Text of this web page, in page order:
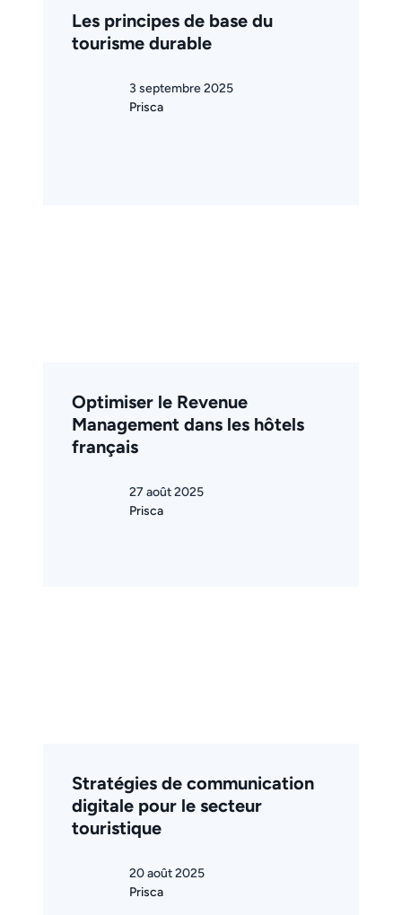
Les principes de base du
tourisme durable
3 septembre 2025
Prisca
Optimiser le Revenue
Management dans les hôtels
français
27 août 2025
Prisca
Stratégies de communication
digitale pour le secteur
touristique
20 août 2025
Prisca